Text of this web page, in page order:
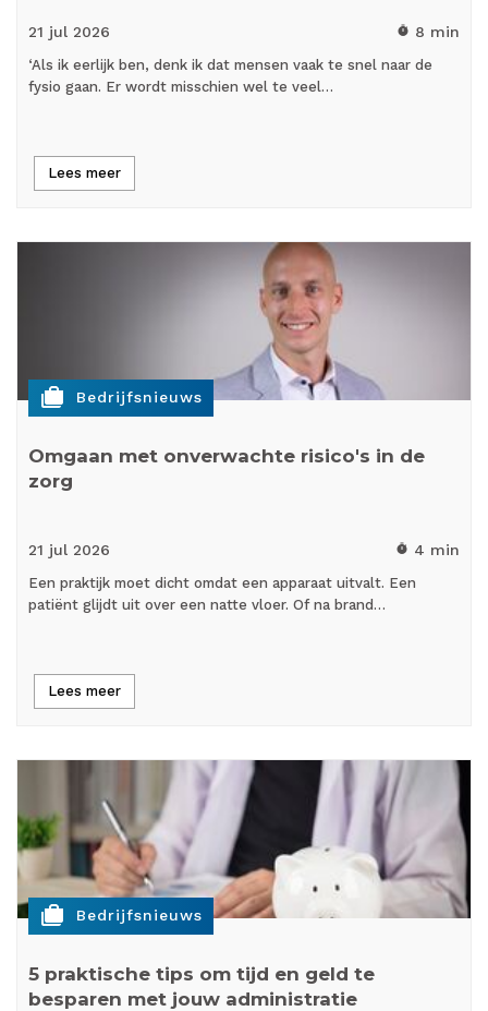
21 jul 2026 timer 8 min
‘Als ik eerlijk ben, denk ik dat mensen vaak te snel naar de
fysio gaan. Er wordt misschien wel te veel…
Lees meer
cases Bedrijfsnieuws
Omgaan met onverwachte risico's in de
zorg
21 jul 2026 timer 4 min
Een praktijk moet dicht omdat een apparaat uitvalt. Een
patiënt glijdt uit over een natte vloer. Of na brand…
Lees meer
cases Bedrijfsnieuws
5 praktische tips om tijd en geld te
besparen met jouw administratie